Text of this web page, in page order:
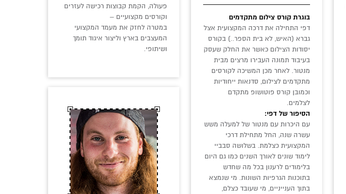
פעולה, הקמת קבוצות רכישה לעזרים
וקורסים מקצועיים –
במטרה לחזק את מעמד המקצועי
המעצבים בארץ וליצור איגוד תומך
ושיתופי.
בוגרת קורס צילום מתקדמים
דפי התחילה את דרכה המקצועית אצל
גברא (האיש, לא בית הספר..) בקורס
יסודות הצילום כאשר את החלק שעסק
בעיבוד תמונה העבירו מרצים מבית
מנטור. לאחר מכן המשיכה לקורסים
מתקדמים לצילום, סדנאות ייחודיות
וכמובן קורס פוטושופ מתקדם
לצלמים.
הסיפור של דפי:
עם היכרות עם מנטור של למעלה משש
עשרה שנה, החל מתחילת דרכי
המקצועית כצלמת. בשלושה סבביי
לימוד שונים לאורך השנים כמו גם היום
בלימודים לרענון בכל מה שחדש
בתוכנות הגרפיות השונות. מי שנמצא
בתוך הענייניים, מי שעובד כצלם,